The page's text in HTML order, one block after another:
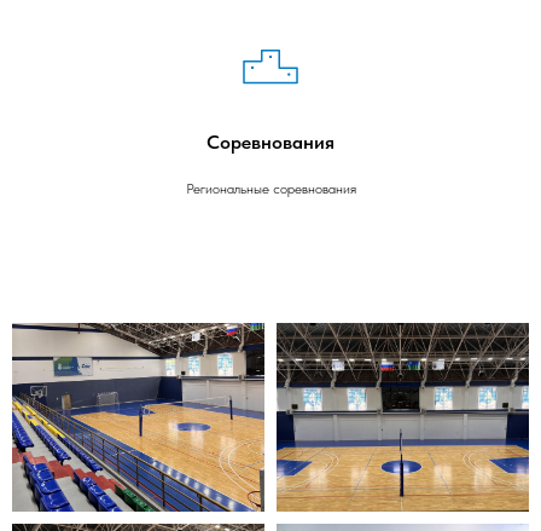
Соревнования
Региональные соревнования